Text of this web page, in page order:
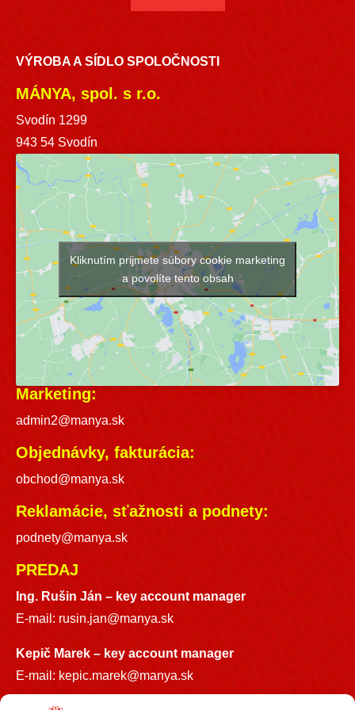
VÝROBA A SÍDLO SPOLOČNOSTI
MÁNYA, spol. s r.o.
Svodín 1299
943 54 Svodín
Kliknutím prijmete súbory cookie marketing
a povolíte tento obsah
Marketing:
admin2@manya.sk
Objednávky, fakturácia:
obchod@manya.sk
Reklamácie, sťažnosti a podnety:
podnety@manya.sk
PREDAJ
Ing. Rušin Ján – key account manager
E-mail: rusin.jan@manya.sk
Kepič Marek – key account manager
E-mail: kepic.marek@manya.sk